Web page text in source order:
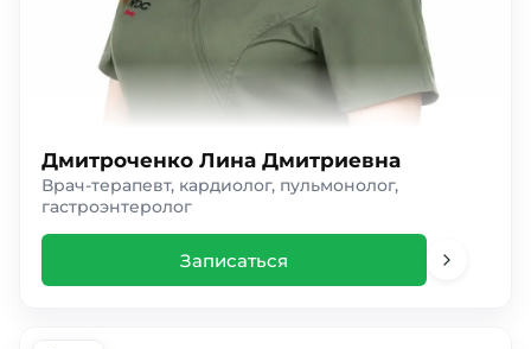
Дмитроченко Лина Дмитриевна
Врач-терапевт, кардиолог, пульмонолог,
гастроэнтеролог
Записаться